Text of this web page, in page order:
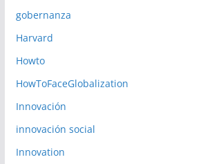
gobernanza
Harvard
Howto
HowToFaceGlobalization
Innovación
innovación social
Innovation